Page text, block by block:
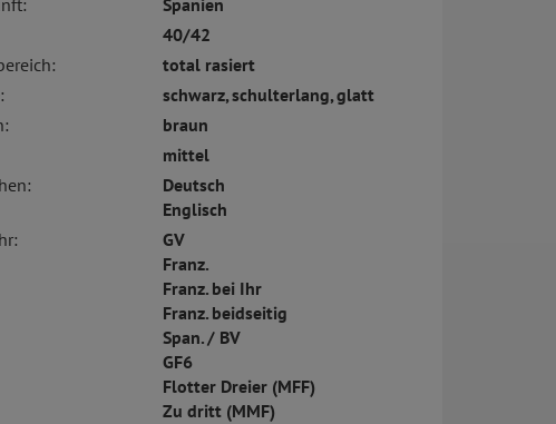
Spanien
40/42
total rasiert
schwarz, schulterlang, glatt
braun
mittel
Deutsch
Englisch
GV
Franz.
Franz. bei Ihr
Franz. beidseitig
Span. / BV
GF6
Flotter Dreier (MFF)
Zu dritt (MMF)